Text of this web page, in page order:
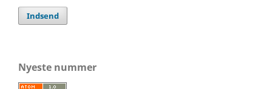
Indsend
Nyeste nummer